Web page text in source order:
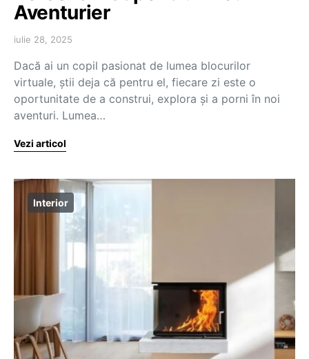
Aventurier
iulie 28, 2025
Dacă ai un copil pasionat de lumea blocurilor
virtuale, știi deja că pentru el, fiecare zi este o
oportunitate de a construi, explora și a porni în noi
aventuri. Lumea…
Vezi articol
Interior